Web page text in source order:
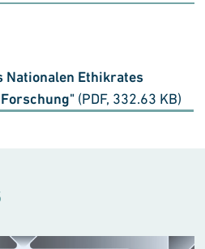
Nationalen Ethikrates
(PDF, 332.63 KB)